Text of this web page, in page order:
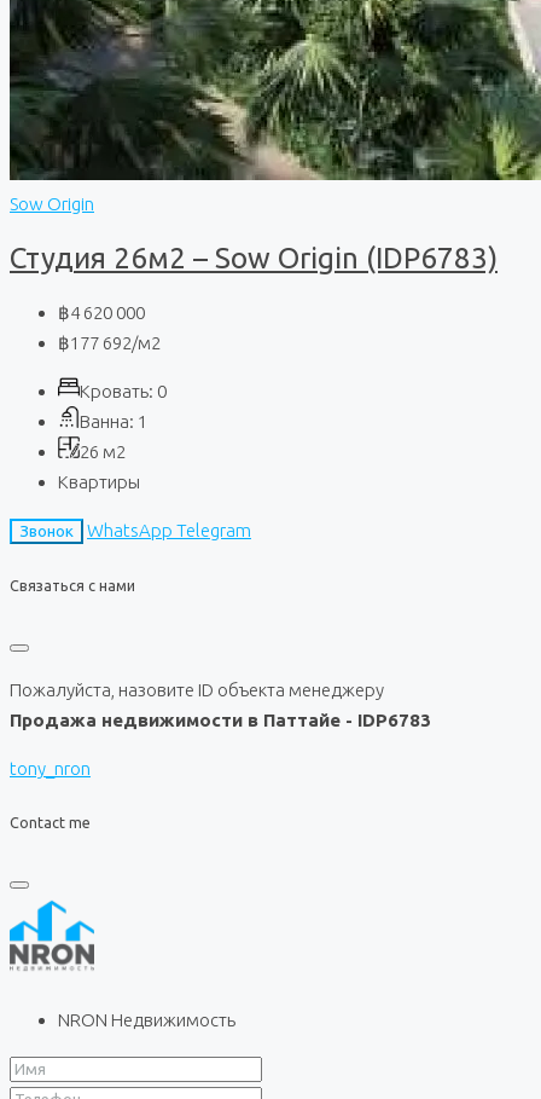
Sow Origin
Студия 26м2 – Sow Origin (IDP6783)
฿4 620 000
฿177 692/м2
Кровать: 0
Ванна: 1
26 м2
Квартиры
Звонок WhatsApp Telegram
Связаться с нами
Пожалуйста, назовите ID объекта менеджеру
Продажа недвижимости в Паттайе - IDP6783
tony_nron
Contact me
NRON Недвижимость